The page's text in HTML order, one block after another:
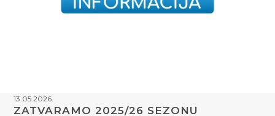
13.05.2026.
ZATVARAMO 2025/26 SEZONU